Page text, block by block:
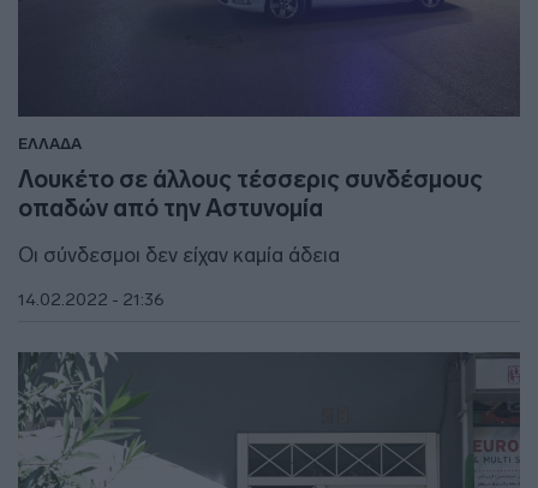
ΕΛΛΑΔΑ
Λουκέτο σε άλλους τέσσερις συνδέσμους
οπαδών από την Αστυνομία
Οι σύνδεσμοι δεν είχαν καμία άδεια
14.02.2022 - 21:36